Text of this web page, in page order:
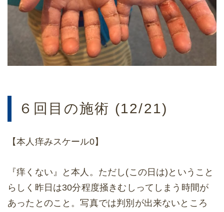
６回目の施術 (12/21)
【本人痒みスケール0】
『痒くない』と本人。ただし(この日は)ということ
らしく昨日は30分程度掻きむしってしまう時間が
あったとのこと。写真では判別が出来ないところ